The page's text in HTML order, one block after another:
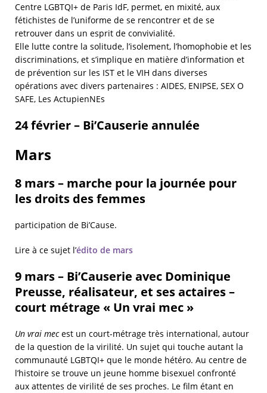
Centre LGBTQI+ de Paris IdF, permet, en mixité, aux
fétichistes de l’uniforme de se rencontrer et de se
retrouver dans un esprit de convivialité.
Elle lutte contre la solitude, l’isolement, l’homophobie et les
discriminations, et s’implique en matière d’information et
de prévention sur les IST et le VIH dans diverses
opérations avec divers partenaires : AIDES, ENIPSE, SEX O
SAFE, Les ActupienNEs
24 février – Bi’Causerie annulée
Mars
8 mars – marche pour la journée pour
les droits des femmes
participation de Bi’Cause.
Lire à ce sujet l’édito de mars
9 mars – Bi’Causerie avec Dominique
Preusse, réalisateur, et ses actaires –
court métrage « Un vrai mec »
Un vrai mecest un court-métrage très international, autour
de la question de la virilité. Un sujet qui touche autant la
communauté LGBTQI+ que le monde hétéro. Au centre de
l’histoire se trouve un jeune homme bisexuel confronté
aux attentes de virilité de ses proches. Le film étant en